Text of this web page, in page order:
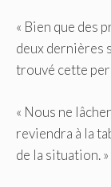
« Bien que des
deux dernières
trouvé cette
« Nous ne
reviendra à la
de la situation. »